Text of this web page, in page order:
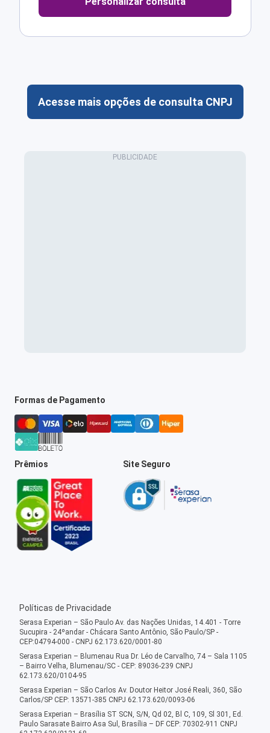
Acesse mais opções de consulta CNPJ
Formas de Pagamento
Prêmios Site Seguro
Políticas de Privacidade
Serasa Experian – São Paulo Av. das Nações Unidas, 14.401 - Torre
Sucupira - 24ºandar - Chácara Santo Antônio, São Paulo/SP -
CEP:04794-000 - CNPJ 62.173.620/0001-80
Serasa Experian – Blumenau Rua Dr. Léo de Carvalho, 74 – Sala 1105
– Bairro Velha, Blumenau/SC - CEP: 89036-239 CNPJ
62.173.620/0104-95
Serasa Experian – São Carlos Av. Doutor Heitor José Reali, 360, São
Carlos/SP CEP: 13571-385 CNPJ 62.173.620/0093-06
Serasa Experian – Brasília ST SCN, S/N, Qd 02, Bl C, 109, Sl 301, Ed.
Paulo Sarasate Bairro Asa Sul, Brasília – DF CEP: 70302-911 CNPJ